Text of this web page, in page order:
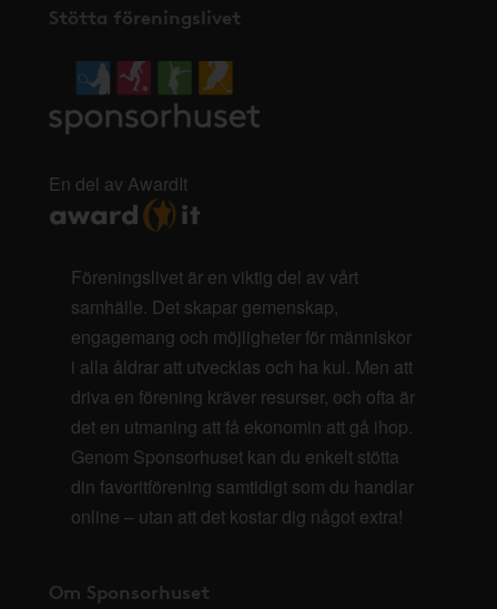
Stötta föreningslivet
En del av AwardIt
Föreningslivet är en viktig del av vårt
samhälle. Det skapar gemenskap,
engagemang och möjligheter för människor
i alla åldrar att utvecklas och ha kul. Men att
driva en förening kräver resurser, och ofta är
det en utmaning att få ekonomin att gå ihop.
Genom Sponsorhuset kan du enkelt stötta
din favoritförening samtidigt som du handlar
online – utan att det kostar dig något extra!
Om Sponsorhuset